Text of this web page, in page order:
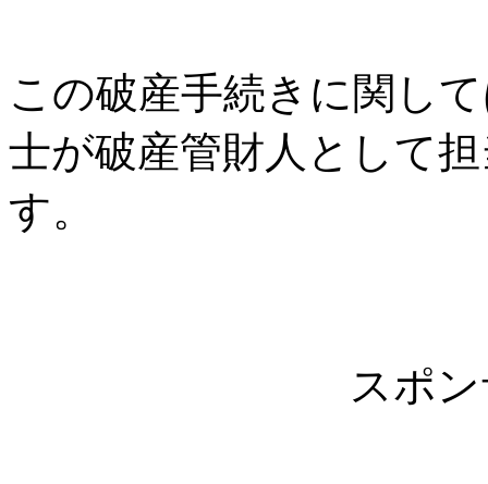
この破産手続きに関し
士が破産管財人として
す。
スポ